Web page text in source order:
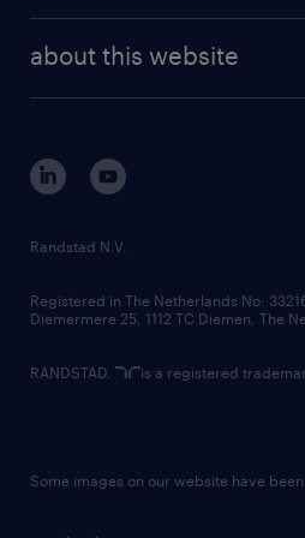
randstad digital
corporate governance
randstad innovation fund
country websites
about this website
Randstad N.V.
Registered in The Netherlands No:
Diemermere 25, 1112 TC Diemen, The
RANDSTAD, is a registered
Some images on our website have